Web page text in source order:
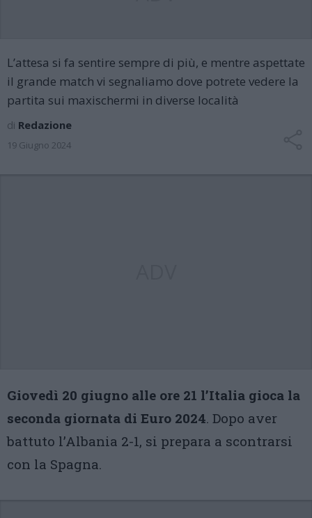
L’attesa si fa sentire sempre di più, e mentre aspettate
il grande match vi segnaliamo dove potrete vedere la
partita sui maxischermi in diverse località
di Redazione
19 Giugno 2024
Giovedì 20 giugno alle ore 21 l’Italia gioca la
seconda giornata di Euro 2024. Dopo aver
battuto l’Albania 2-1, si prepara a scontrarsi
con la Spagna.